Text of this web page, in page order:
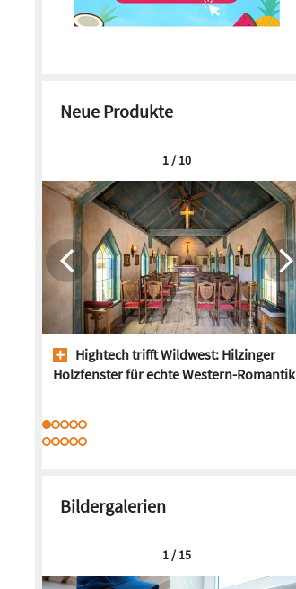
Neue Produkte
Hightech trifft Wildwest: Hilzinger
Holzfenster für echte Western-Romantik
1 / 10
Bildergalerien
1 / 15